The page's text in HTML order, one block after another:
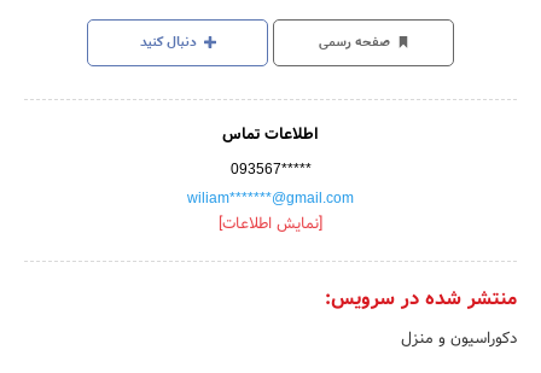
صفحه رسمی دنبال کنید
اطلاعات تماس
093567*****
wiliam*******@gmail.com
[نمایش اطلاعات]
منتشر شده در سرویس:
دکوراسیون و منزل